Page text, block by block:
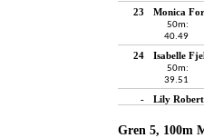
23 Monica
50m:
40.49
24 Isabelle
50m:
39.51
- Lily
Gren 5, 100m